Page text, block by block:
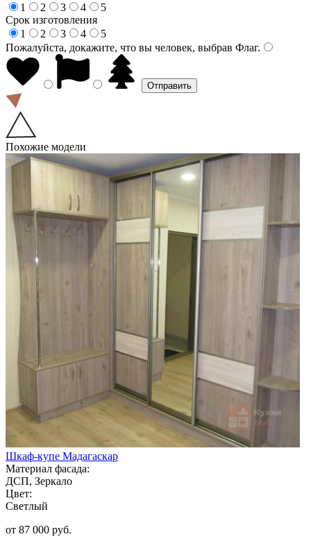
1
2 3 4
5
Срок изготовления
1
2 3 4
5
Пожалуйста, докажите, что вы человек, выбрав Флаг.
Похожие модели
Шкаф-купе Мадагаскар
Материал фасада:
ДСП, Зеркало
Цвет:
Светлый
от 87 000 руб.